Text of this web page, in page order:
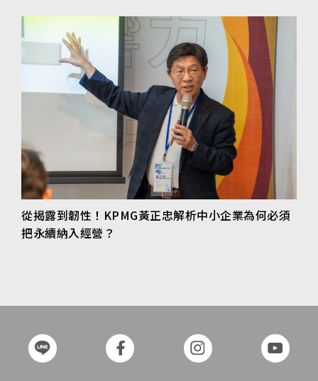
從揭露到韌性！KPMG黃正忠解析中小企業為何必須
把永續納入經營？